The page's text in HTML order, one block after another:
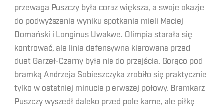
przewaga Puszczy była coraz większa, a swoje okazje
do podwyższenia wyniku spotkania mieli Maciej
Domański i Longinus Uwakwe. Olimpia starała się
kontrować, ale linia defensywna kierowana przed
duet Garzeł-Czarny była nie do przejścia. Gorąco pod
bramką Andrzeja Sobieszczyka zrobiło się praktycznie
tylko w ostatniej minucie pierwszej połowy. Bramkarz
Puszczy wyszedł daleko przed pole karne, ale piłkę